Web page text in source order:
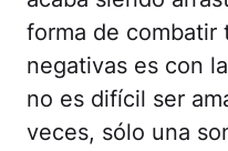
forma de combatir
negativas es con
no es difícil ser
veces, sólo una